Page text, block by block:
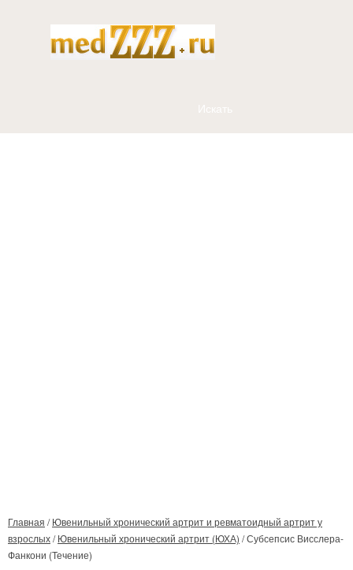
Главная /Ювенильный хронический артрит и ревматоидный артрит у
взрослых/Ювенильный хронический артрит (ЮХА) /Субсепсис Висслера-
Фанкони (Течение)